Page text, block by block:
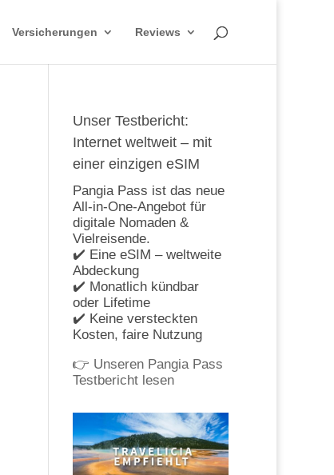
Versicherungen Reviews
Unser Testbericht:
Internet weltweit – mit
einer einzigen eSIM
Pangia Pass ist das neue
All-in-One-Angebot für
digitale Nomaden &
Vielreisende.
✔️ Eine eSIM – weltweite
Abdeckung
✔️ Monatlich kündbar
oder Lifetime
✔️ Keine versteckten
Kosten, faire Nutzung
👉 Unseren Pangia Pass
Testbericht lesen